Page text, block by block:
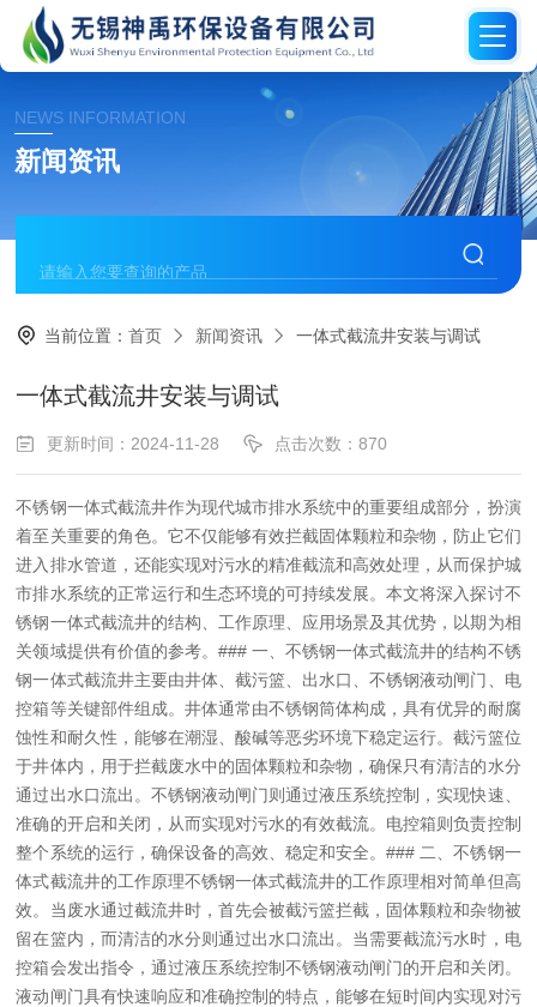
NEWS INFORMATION
新闻资讯
当前位置：首页 新闻资讯 一体式截流井安装与调试
一体式截流井安装与调试
更新时间：2024-11-28 点击次数：870
不锈钢一体式截流井作为现代城市排水系统中的重要组成部分，扮演
着至关重要的角色。它不仅能够有效拦截固体颗粒和杂物，防止它们
进入排水管道，还能实现对污水的精准截流和高效处理，从而保护城
市排水系统的正常运行和生态环境的可持续发展。本文将深入探讨不
锈钢一体式截流井的结构、工作原理、应用场景及其优势，以期为相
关领域提供有价值的参考。 ### 一、不锈钢一体式截流井的结构不锈
钢一体式截流井主要由井体、截污篮、出水口、不锈钢液动闸门、电
控箱等关键部件组成。井体通常由不锈钢筒体构成，具有优异的耐腐
蚀性和耐久性，能够在潮湿、酸碱等恶劣环境下稳定运行。截污篮位
于井体内，用于拦截废水中的固体颗粒和杂物，确保只有清洁的水分
通过出水口流出。不锈钢液动闸门则通过液压系统控制，实现快速、
准确的开启和关闭，从而实现对污水的有效截流。电控箱则负责控制
整个系统的运行，确保设备的高效、稳定和安全。### 二、不锈钢一
体式截流井的工作原理不锈钢一体式截流井的工作原理相对简单但高
效。当废水通过截流井时，首先会被截污篮拦截，固体颗粒和杂物被
留在篮内，而清洁的水分则通过出水口流出。当需要截流污水时，电
控箱会发出指令，通过液压系统控制不锈钢液动闸门的开启和关闭。
液动闸门具有快速响应和准确控制的特点，能够在短时间内实现对污